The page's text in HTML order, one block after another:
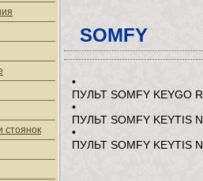
стоянок
SOMFY
•
ПУЛЬТ SOMFY KEYGO
•
ПУЛЬТ SOMFY KEYTIS
•
ПУЛЬТ SOMFY KEYTIS